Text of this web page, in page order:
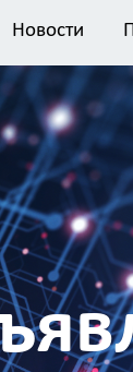
Новости